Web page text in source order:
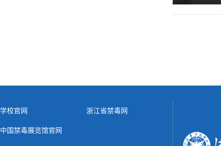
学校官网
浙江省禁毒网
中国禁毒展览馆官网